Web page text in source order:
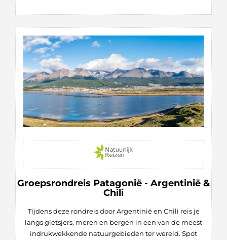
Groepsrondreis Patagonië - Argentinië &
Chili
Tijdens deze rondreis door Argentinië en Chili reis je
langs gletsjers, meren en bergen in een van de meest
indrukwekkende natuurgebieden ter wereld. Spot